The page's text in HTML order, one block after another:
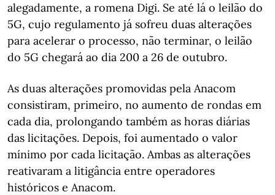
alegadamente, a romena Digi. Se até lá o leilão do
5G, cujo regulamento já sofreu duas alterações
para acelerar o processo, não terminar, o leilão
do 5G chegará ao dia 200 a 26 de outubro.
As duas alterações promovidas pela Anacom
consistiram, primeiro, no aumento de rondas em
cada dia, prolongando também as horas diárias
das licitações. Depois, foi aumentado o valor
mínimo por cada licitação. Ambas as alterações
reativaram a litigância entre operadores
históricos e Anacom.